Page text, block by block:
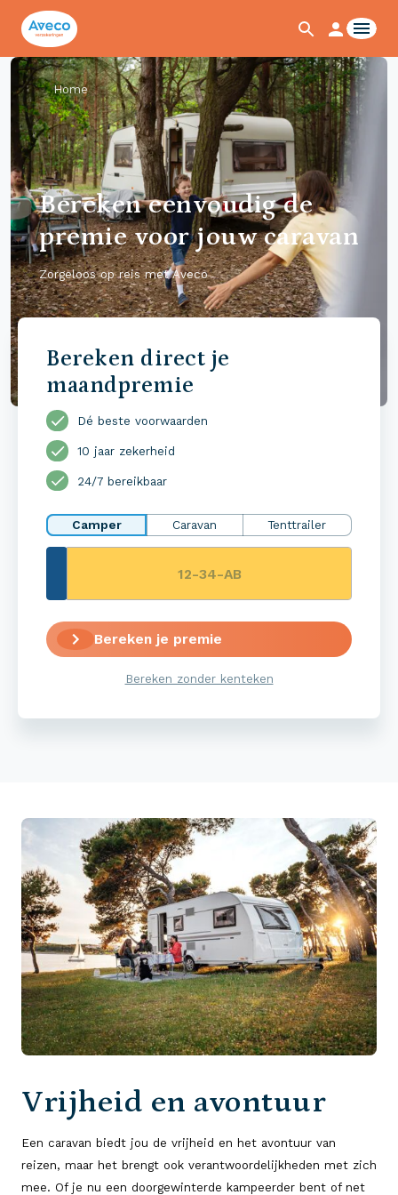
Home
Bereken eenvoudig de
premie voor jouw caravan
Zorgeloos op reis met Aveco
Bereken direct je
maandpremie
Dé beste voorwaarden
10 jaar zekerheid
24/7 bereikbaar
Camper Caravan Tenttrailer
Bereken je premie
Bereken zonder kenteken
Vrijheid en avontuur
Een caravan biedt jou de vrijheid en het avontuur van
reizen, maar het brengt ook verantwoordelijkheden met zich
mee. Of je nu een doorgewinterde kampeerder bent of net